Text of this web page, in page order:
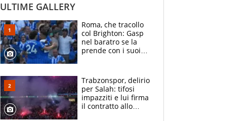
ULTIME GALLERY
Roma, che tracollo
col Brighton: Gasp
nel baratro se la
prende con i suoi
Trabzonspor, delirio
per Salah: tifosi
impazziti e lui firma
il contratto allo